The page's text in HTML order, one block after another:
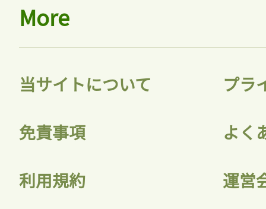
More
当サイトについて プラ
免責事項 よく
利用規約 運営